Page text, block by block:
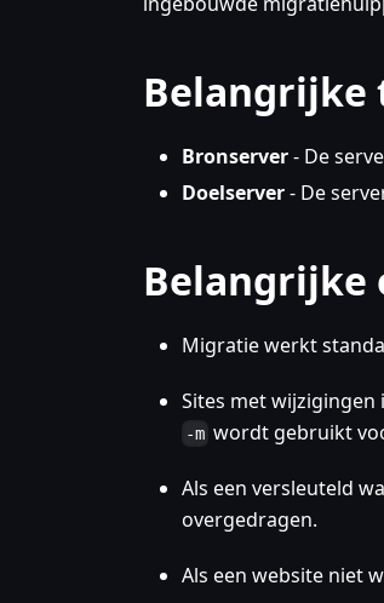
Belangrijke
Bronserver- De
Doelserver- De
Belangrijke
Migratie werkt
Sites met wijzigingen
-m wordt gebruikt
Als een versleuteld
overgedragen.
Als een website niet